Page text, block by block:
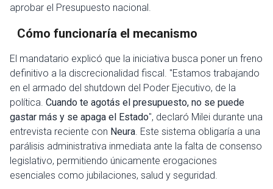
aprobar el Presupuesto nacional.
Cómo funcionaría el mecanismo
El mandatario explicó que la iniciativa busca poner un freno
definitivo a la discrecionalidad fiscal. "Estamos trabajando
en el armado del shutdown del Poder Ejecutivo, de la
política. Cuando te agotás el presupuesto, no se puede
gastar más y se apaga el Estado", declaró Milei durante una
entrevista reciente con Neura. Este sistema obligaría a una
parálisis administrativa inmediata ante la falta de consenso
legislativo, permitiendo únicamente erogaciones
esenciales como jubilaciones, salud y seguridad.